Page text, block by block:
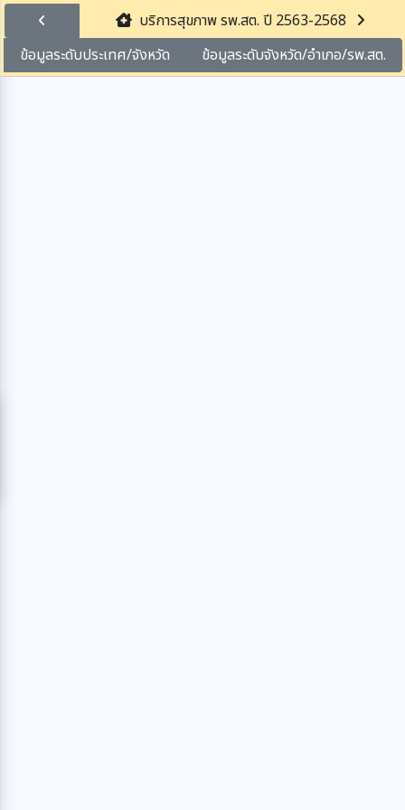
บริการสุขภาพ รพ.สต. ปี 2563-2568
ข้อมูลระดับประเทศ/จังหวัด
ข้อมูลระดับจังหวัด/อำเภอ/รพ.สต.